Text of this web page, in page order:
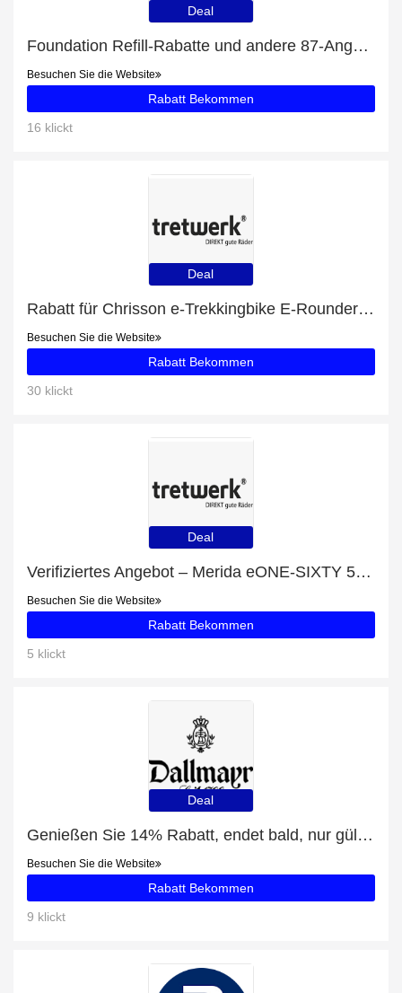
Deal
Foundation Refill-Rabatte und andere 87-Angebote
Besuchen Sie die Website
Rabatt Bekommen
16 klickt
Deal
Rabatt für Chrisson e-Trekkingbike E-Rounder Herren 28 zoll Mittelmotor 53 Schwarz + zusätzlicher 13%-Rabattgutschein
Besuchen Sie die Website
Rabatt Bekommen
30 klickt
Deal
Verifiziertes Angebot – Merida eONE-SIXTY 500 L mit Rabatten von bis zu 18%
Besuchen Sie die Website
Rabatt Bekommen
5 klickt
Deal
Genießen Sie 14% Rabatt, endet bald, nur gültig für Espresso d`Oro 250g HVP
Besuchen Sie die Website
Rabatt Bekommen
9 klickt